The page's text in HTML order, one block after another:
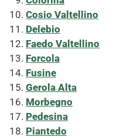
Cosio Valtellino
Delebio
Faedo Valtellino
Forcola
Fusine
Gerola Alta
Morbegno
Pedesina
Piantedo